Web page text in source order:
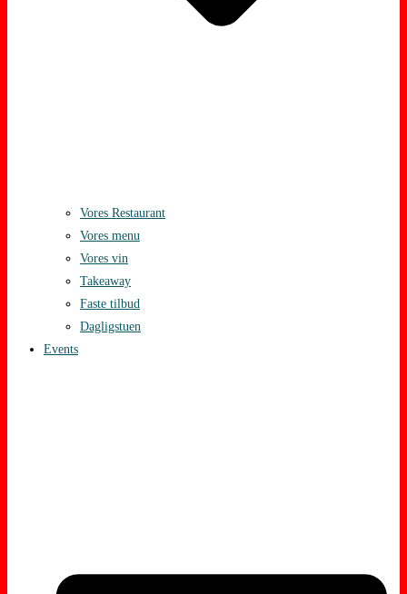
Vores Restaurant
Vores menu
Vores vin
Takeaway
Faste tilbud
Dagligstuen
Events